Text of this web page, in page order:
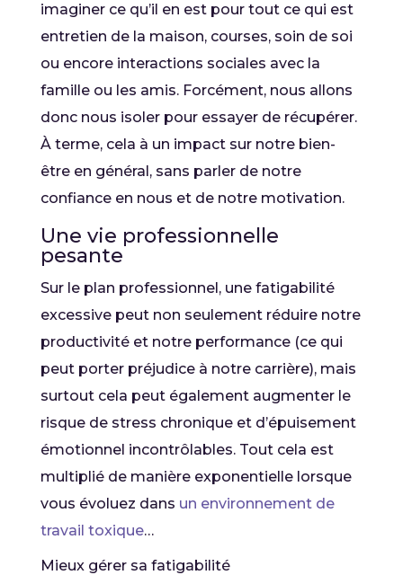
imaginer ce qu’il en est pour tout ce qui est
entretien de la maison, courses, soin de soi
ou encore interactions sociales avec la
famille ou les amis. Forcément, nous allons
donc nous isoler pour essayer de récupérer.
À terme, cela à un impact sur notre bien-
être en général, sans parler de notre
confiance en nous et de notre motivation.
Une vie professionnelle
pesante
Sur le plan professionnel, une fatigabilité
excessive peut non seulement réduire notre
productivité et notre performance (ce qui
peut porter préjudice à notre carrière), mais
surtout cela peut également augmenter le
risque de stress chronique et d’épuisement
émotionnel incontrôlables. Tout cela est
multiplié de manière exponentielle lorsque
vous évoluez dans un environnement de
travail toxique…
Mieux gérer sa fatigabilité